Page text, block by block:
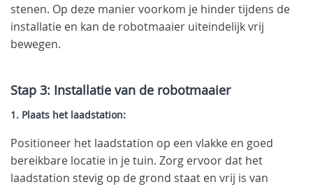
stenen. Op deze manier voorkom je hinder tijdens de
installatie en kan de robotmaaier uiteindelijk vrij
bewegen.
Stap 3: Installatie van de robotmaaier
1. Plaats het laadstation:
Positioneer het laadstation op een vlakke en goed
bereikbare locatie in je tuin. Zorg ervoor dat het
laadstation stevig op de grond staat en vrij is van